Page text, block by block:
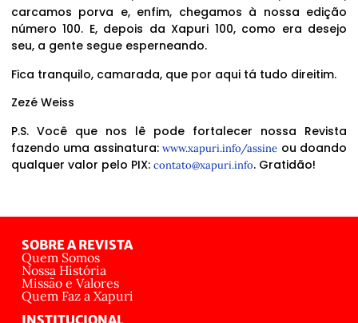
carcamos porva e, enfim, chegamos à nossa edição
número 100. E, depois da Xapuri 100, como era desejo
seu, a gente segue esperneando.
Fica tranquilo, camarada, que por aqui tá tudo direitim.
Zezé Weiss
P.S. Você que nos lê pode fortalecer nossa Revista
fazendo uma assinatura:www.xapuri.info/assine ou doando
qualquer valor pelo PIX: contato@xapuri.info. Gratidão!
SOBRE A REVISTA
Quem Somos
Nossa História
Missão e Valores
Quem Faz a Xapuri